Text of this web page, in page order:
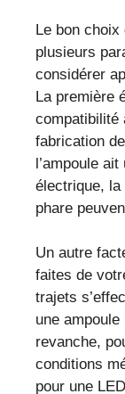
Le bon choix
plusieurs
considérer
La première
compatibilité
fabrication
l’ampoule
électrique, la
phare
Un autre
faites de
trajets
une
revanche,
conditions
pour une